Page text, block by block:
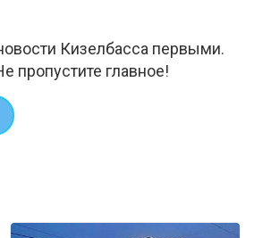
Кизелбасса первыми.
пропустите главное!